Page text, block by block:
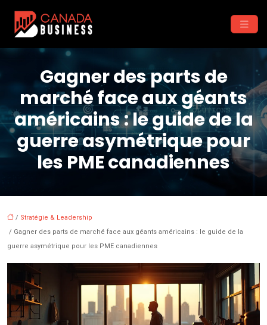
Gagner des parts de
marché face aux géants
américains : le guide de la
guerre asymétrique pour
les PME canadiennes
/ Stratégie & Leadership
/ Gagner des parts de marché face aux géants américains : le guide de la
guerre asymétrique pour les PME canadiennes